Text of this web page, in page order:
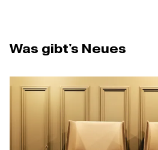
Was gibt's Neues